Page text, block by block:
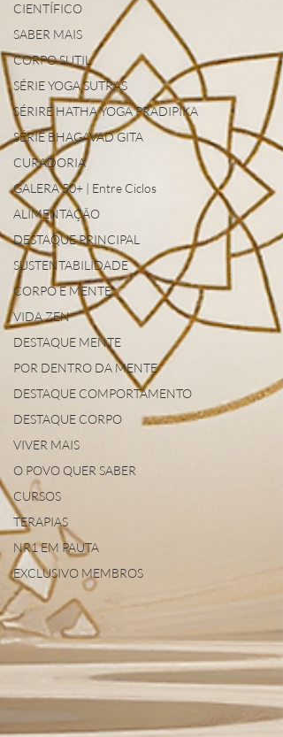
CIENTÍFICO
SABER MAIS
CORPO SUTIL
SÉRIE YOGA SUTRAS
SÉRIRE HATHA YOGA PRADIPIKA
SÉRIE BHAGAVAD GITA
CURADORIA
GALERA 50+ | Entre Ciclos
ALIMENTAÇÃO
DESTAQUE PRINCIPAL
SUSTENTABILIDADE
CORPO E MENTE
VIDA ZEN
DESTAQUE MENTE
POR DENTRO DA MENTE
DESTAQUE COMPORTAMENTO
DESTAQUE CORPO
VIVER MAIS
O POVO QUER SABER
CURSOS
TERAPIAS
NR1 EM PAUTA
EXCLUSIVO MEMBROS